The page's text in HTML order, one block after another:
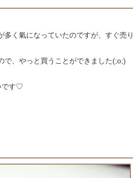
く氣になっていたのですが、すぐ売り
で、やっと買うことができました(;o;)
です♡